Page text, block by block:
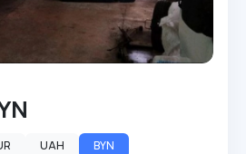
UAH BYN